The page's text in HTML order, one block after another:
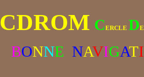
CDROM CERCLE DE
BONNE NAVIGATI